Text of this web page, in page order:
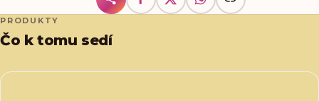
PRODUKTY
Čo k tomu sedí